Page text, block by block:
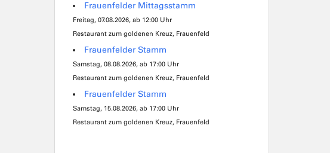
Frauenfelder Mittagsstamm
Freitag, 07.08.2026, ab 12:00 Uhr
Restaurant zum goldenen Kreuz, Frauenfeld
Frauenfelder Stamm
Samstag, 08.08.2026, ab 17:00 Uhr
Restaurant zum goldenen Kreuz, Frauenfeld
Frauenfelder Stamm
Samstag, 15.08.2026, ab 17:00 Uhr
Restaurant zum goldenen Kreuz, Frauenfeld